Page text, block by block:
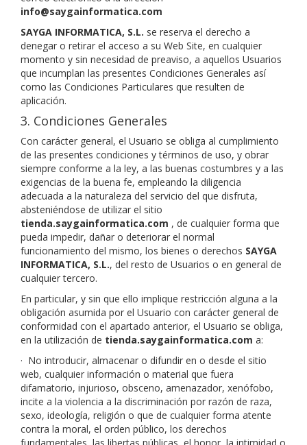
info@saygainformatica.com
SAYGA INFORMATICA, S.L. se reserva el derecho a
denegar o retirar el acceso a su Web Site, en cualquier
momento y sin necesidad de preaviso, a aquellos Usuarios
que incumplan las presentes Condiciones Generales así
como las Condiciones Particulares que resulten de
aplicación.
3. Condiciones Generales
Con carácter general, el Usuario se obliga al cumplimiento
de las presentes condiciones y términos de uso, y obrar
siempre conforme a la ley, a las buenas costumbres y a las
exigencias de la buena fe, empleando la diligencia
adecuada a la naturaleza del servicio del que disfruta,
absteniéndose de utilizar el sitio
tienda.saygainformatica.com , de cualquier forma que
pueda impedir, dañar o deteriorar el normal
funcionamiento del mismo, los bienes o derechos SAYGA
INFORMATICA, S.L., del resto de Usuarios o en general de
cualquier tercero.
En particular, y sin que ello implique restricción alguna a la
obligación asumida por el Usuario con carácter general de
conformidad con el apartado anterior, el Usuario se obliga,
en la utilización de tienda.saygainformatica.com a:
· No introducir, almacenar o difundir en o desde el sitio
web, cualquier información o material que fuera
difamatorio, injurioso, obsceno, amenazador, xenófobo,
incite a la violencia a la discriminación por razón de raza,
sexo, ideología, religión o que de cualquier forma atente
contra la moral, el orden público, los derechos